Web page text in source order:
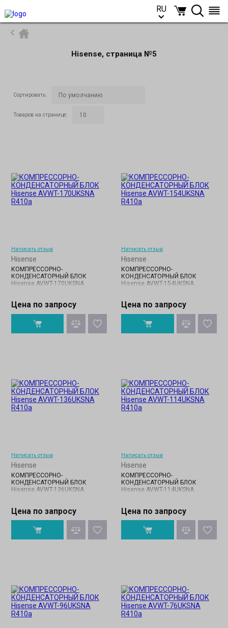
RU
Hisense, страница №5
Сортировать:
Товаров на странице:
Написать отзыв
Hisense
КОМПРЕССОРНО-
КОНДЕНСАТОРНЫЙ БЛОК
Hisense AVWT-170UKSNA
Цена по запросу
Написать отзыв
Hisense
КОМПРЕССОРНО-
КОНДЕНСАТОРНЫЙ БЛОК
Hisense AVWT-154UKSNA
Цена по запросу
Написать отзыв
Hisense
КОМПРЕССОРНО-
КОНДЕНСАТОРНЫЙ БЛОК
Hisense AVWT-136UKSNA
Цена по запросу
Написать отзыв
Hisense
КОМПРЕССОРНО-
КОНДЕНСАТОРНЫЙ БЛОК
Hisense AVWT-114UKSNA
Цена по запросу